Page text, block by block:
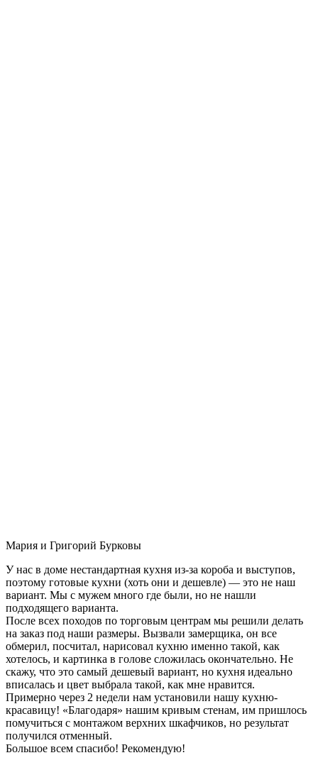
Мария и Григорий Бурковы
У нас в доме нестандартная кухня из-за короба и выступов,
поэтому готовые кухни (хоть они и дешевле) — это не наш
вариант. Мы с мужем много где были, но не нашли
подходящего варианта.
После всех походов по торговым центрам мы решили делать
на заказ под наши размеры. Вызвали замерщика, он все
обмерил, посчитал, нарисовал кухню именно такой, как
хотелось, и картинка в голове сложилась окончательно. Не
скажу, что это самый дешевый вариант, но кухня идеально
вписалась и цвет выбрала такой, как мне нравится.
Примерно через 2 недели нам установили нашу кухню-
красавицу! «Благодаря» нашим кривым стенам, им пришлось
помучиться с монтажом верхних шкафчиков, но результат
получился отменный.
Большое всем спасибо! Рекомендую!